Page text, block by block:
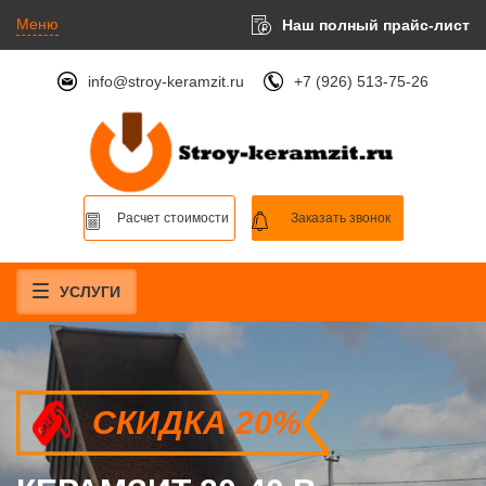
Меню Наш полный прайс-лист
info@stroy-keramzit.ru +7 (926) 513-75-26
Расчет стоимости Заказать звонок
УСЛУГИ
СКИДКА 20%
СКИДКА 20%
СКИДКА 20%